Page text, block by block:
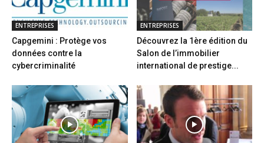
ENTREPRISES
Capgemini : Protège vos
données contre la
cybercriminalité
ENTREPRISES
Découvrez la 1ère édition du
Salon de l’immobilier
international de prestige...